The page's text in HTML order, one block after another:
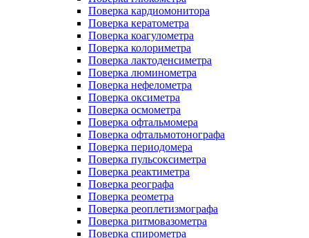
Поверка кардиомонитора
Поверка кератометра
Поверка коагулометра
Поверка колориметра
Поверка лактоденсиметра
Поверка люминометра
Поверка нефелометра
Поверка оксиметра
Поверка осмометра
Поверка офтальмомера
Поверка офтальмотонографа
Поверка периодомера
Поверка пульсоксиметра
Поверка реактиметра
Поверка реографа
Поверка реометра
Поверка реоплетизмографа
Поверка ритмовазометра
Поверка спирометра